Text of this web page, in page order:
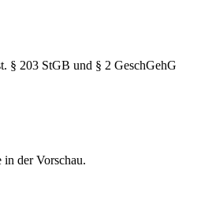
§ 203 StGB und § 2 GeschGehG
der Vorschau.